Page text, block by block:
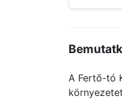
A Fertő-tó